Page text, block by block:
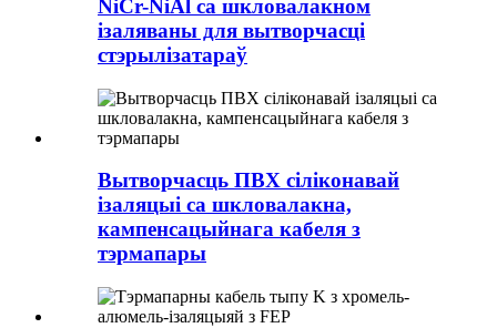
NiCr-NiAl са шкловалакном
ізаляваны для вытворчасці
стэрылізатараў
Вытворчасць ПВХ сіліконавай
ізаляцыі са шкловалакна,
кампенсацыйнага кабеля з
тэрмапары